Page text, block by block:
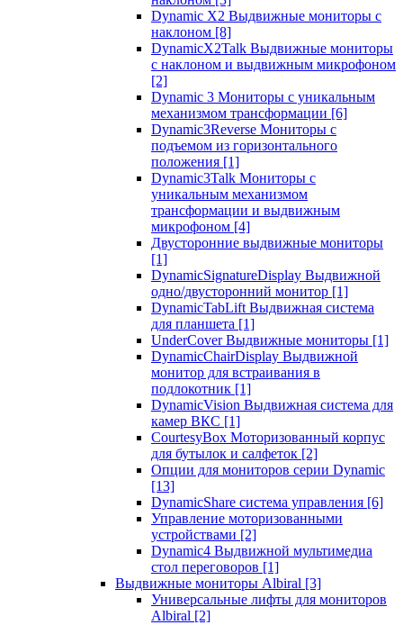
Dynamic X2 Выдвижные мониторы с
наклоном [8]
DynamicX2Talk Выдвижные мониторы
с наклоном и выдвижным микрофоном
[2]
Dynamic 3 Мониторы с уникальным
механизмом трансформации [6]
Dynamic3Reverse Мониторы с
подъемом из горизонтального
положения [1]
Dynamic3Talk Мониторы с
уникальным механизмом
трансформации и выдвижным
микрофоном [4]
Двусторонние выдвижные мониторы
[1]
DynamicSignatureDisplay Выдвижной
одно/двусторонний монитор [1]
DynamicTabLift Выдвижная система
для планшета [1]
UnderCover Выдвижные мониторы [1]
DynamicChairDisplay Выдвижной
монитор для встраивания в
подлокотник [1]
DynamicVision Выдвижная система для
камер ВКС [1]
CourtesyBox Моторизованный корпус
для бутылок и салфеток [2]
Опции для мониторов серии Dynamic
[13]
DynamicShare система управления [6]
Управление моторизованными
устройствами [2]
Dynamic4 Выдвижной мультимедиа
стол переговоров [1]
Выдвижные мониторы Albiral [3]
Универсальные лифты для мониторов
Albiral [2]